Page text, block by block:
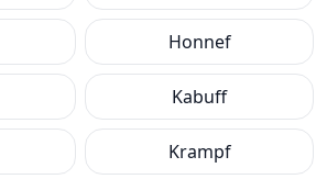
Honnef
Kabuff
Krampf